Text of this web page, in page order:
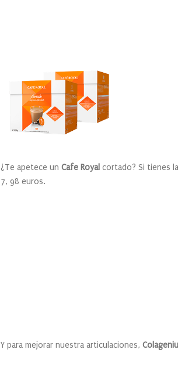
¿Te apetece un Cafe Royal cortado? Si tienes
7, 98 euros.
Y para mejorar nuestra articulaciones,